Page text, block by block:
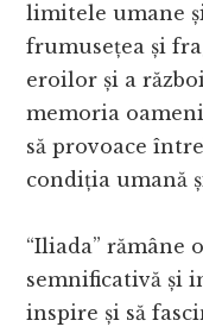
limitele umane
frumusețea și
eroilor și a
memoria
să provoace
condiția umană
“Iliada” rămâne
semnificativă și
inspire și să